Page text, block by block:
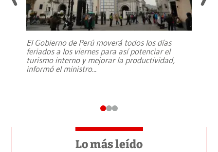
El Gobierno de Perú moverá todos los días
feriados a los viernes para así potenciar el
turismo interno y mejorar la productividad,
informó el ministro...
Lo más leído